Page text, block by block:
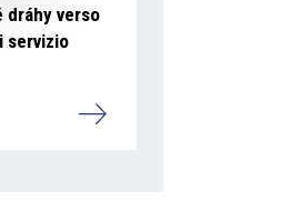
dráhy verso
servizio